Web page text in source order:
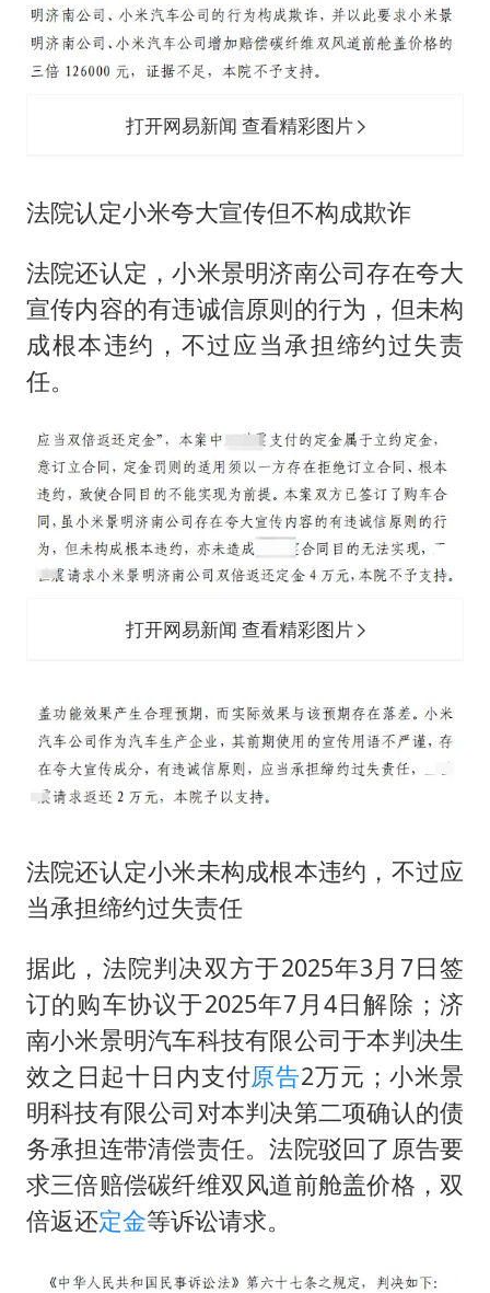
打开网易新闻 查看精彩图片
法院认定小米夸大宣传但不构成欺诈
法院还认定，小米景明济南公司存在夸大
宣传内容的有违诚信原则的行为，但未构
成根本违约，不过应当承担缔约过失责
任。
打开网易新闻 查看精彩图片
法院还认定小米未构成根本违约，不过应
当承担缔约过失责任
据此，法院判决双方于2025年3月7日签
订的购车协议于2025年7月4日解除；济
南小米景明汽车科技有限公司于本判决生
效之日起十日内支付原告2万元；小米景
明科技有限公司对本判决第二项确认的债
务承担连带清偿责任。法院驳回了原告要
求三倍赔偿碳纤维双风道前舱盖价格，双
倍返还定金等诉讼请求。